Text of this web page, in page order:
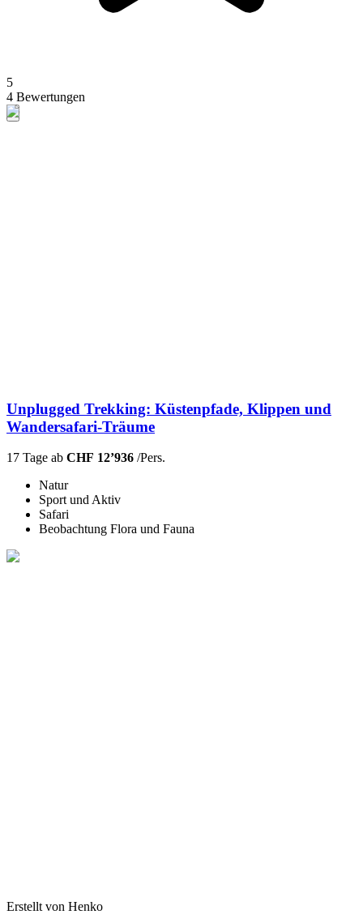
5
4 Bewertungen
Unplugged Trekking: Küstenpfade, Klippen und
Wandersafari-Träume
17 Tage ab CHF 12’936 /Pers.
Natur
Sport und Aktiv
Safari
Beobachtung Flora und Fauna
Erstellt von Henko